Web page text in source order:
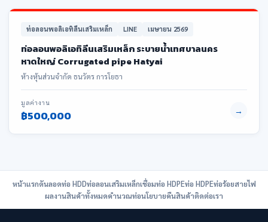
ท่อลอนพอลิเอทิลีนเสริมเหล็ก LINE เมษายน 2569
ท่อลอนพอลิเอทิลีนเสริมเหล็ก ระบายน้ำเทศบาลนคร
หาดใหญ่ Corrugated pipe Hatyai
ห้างหุ้นส่วนจำกัด ธนวัตร การโยธา
มูลค่างาน
฿500,000 →
หน้าแรกดันลอดท่อ HDDท่อลอนเสริมเหล็กเชื่อมท่อ HDPEท่อ HDPEท่อร้อยสายไฟ
ผลงานสินค้าทั้งหมดคำนวณท่อนโยบายคืนสินค้าติดต่อเรา